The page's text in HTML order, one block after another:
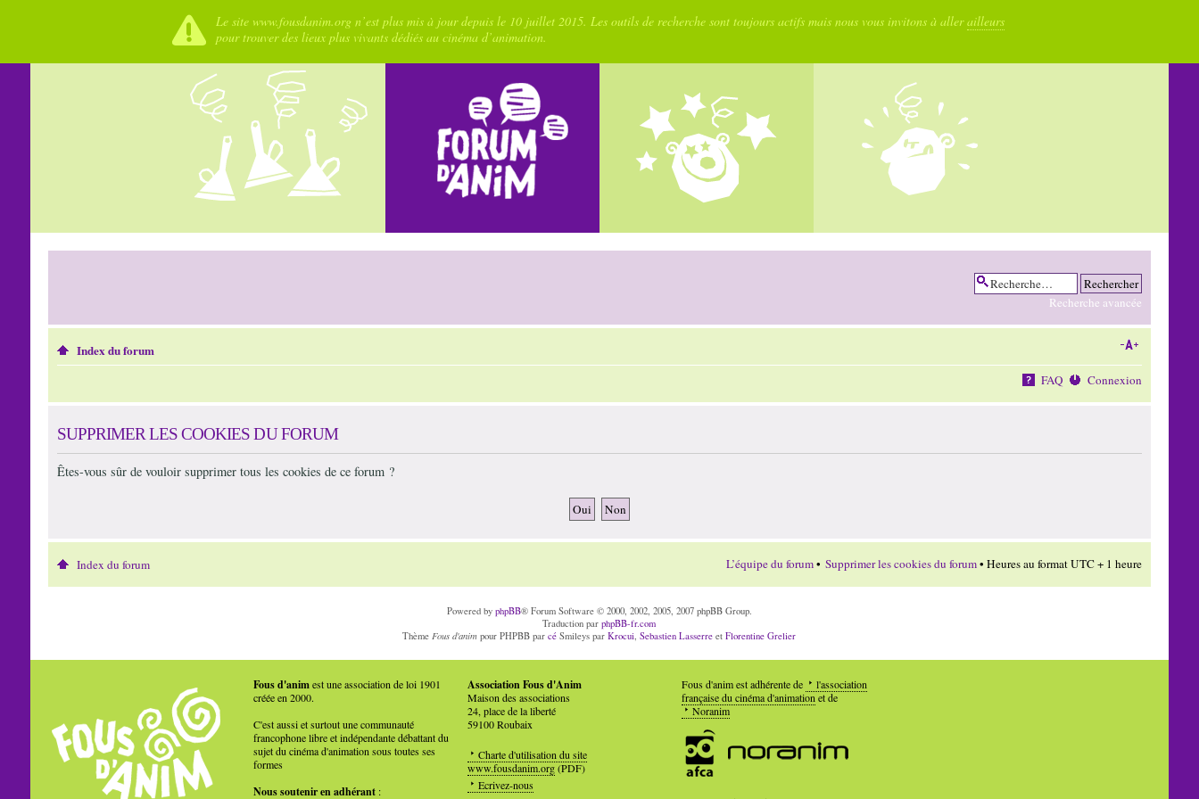
Le site www.fousdanim.org n’est plus mis à jour depuis le 10 juillet 2015. Les outils de recherche sont toujours actifs mais nous vous invitons à allerailleurs
pour trouver des lieux plus vivants dédiés au cinéma d’animation.
Recherche avancée
Index du forum
FAQ Connexion
SUPPRIMER LES COOKIES DU FORUM
Êtes-vous sûr de vouloir supprimer tous les cookies de ce forum ?
Index du forum L’équipe du forum• Supprimer les cookies du forum• Heures au format UTC + 1 heure
Powered by phpBB® Forum Software © 2000, 2002, 2005, 2007 phpBB Group.
Traduction parphpBB-fr.com
ThèmeFous d'anim pour PHPBB parcé Smileys parKrocui,Sebastien Lasserre etFlorentine Grelier
Fous d'animest une association de loi 1901
créée en 2000.
C'est aussi et surtout une communauté
francophone libre et indépendante débattant du
sujet du cinéma d'animation sous toutes ses
formes
Nous soutenir en adhérant:
Association Fous d'Anim
Maison des associations
24, place de la liberté
59100 Roubaix
Charte d'utilisation du site
www.fousdanim.org(PDF)
Ecrivez-nous
Fous d'anim est adhérente de
l'association
française du cinéma d'animation et de
Noranim